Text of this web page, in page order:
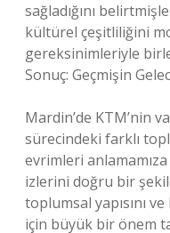
sağladığını
kültürel çeşitliliğini
gereksinimleriyle
Sonuç: Geçmişin
Mardin’de KTM’nin
sürecindeki farklı
evrimleri anlamamıza
izlerini doğru bir
toplumsal yapısını
için büyük bir önem